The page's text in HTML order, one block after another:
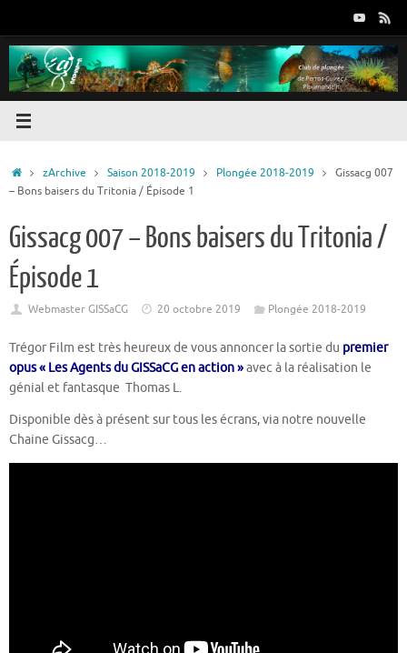
contenu
Accueil
zArchive Saison 2018-2019 Plongée 2018-2019
Gissacg 007
– Bons baisers du Tritonia / Épisode 1
Gissacg 007 – Bons baisers du Tritonia /
Épisode 1
Webmaster GISSaCG 20 octobre 2019 Plongée 2018-2019
Trégor Film est très heureux de vous annoncer la sortie du premier
opus « Les Agents du GISSaCG en action »avec à la réalisation le
génial et fantasque Thomas L.
Disponible dès à présent sur tous les écrans, via notre nouvelle
Chaine Gissacg…